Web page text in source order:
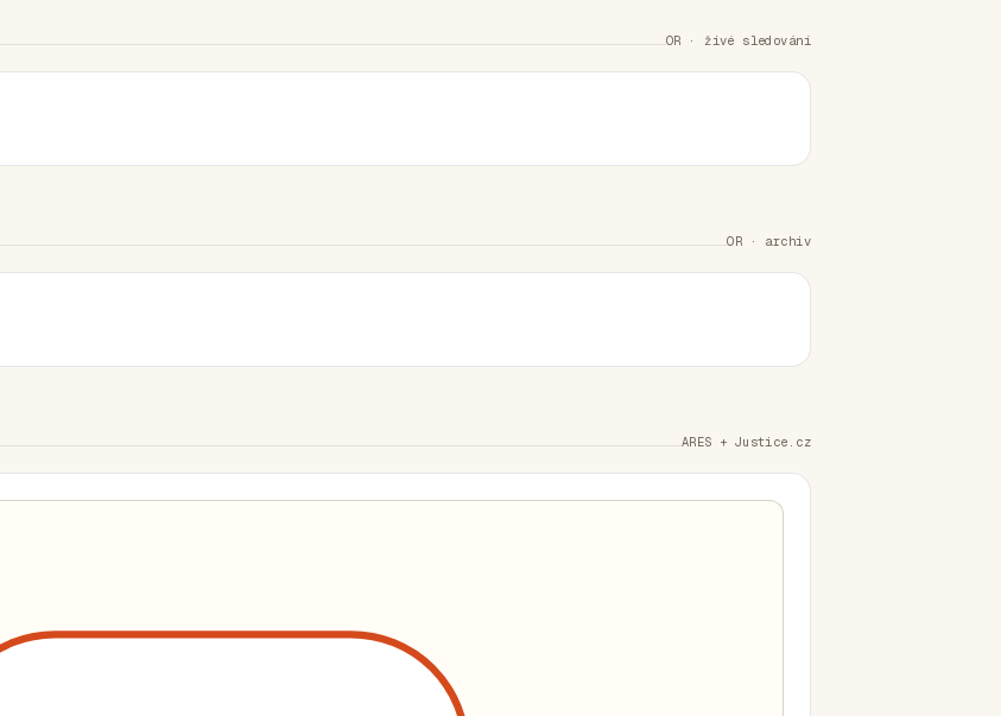
OR · živé sledování
OR · archiv
ARES + Justice.cz